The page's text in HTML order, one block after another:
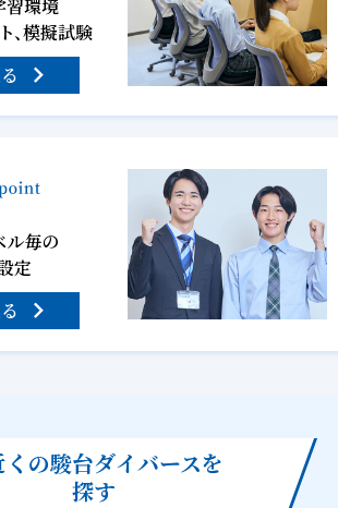
習環境
、模擬試験
ル毎の
定
くの駿台ダイバースを
探す